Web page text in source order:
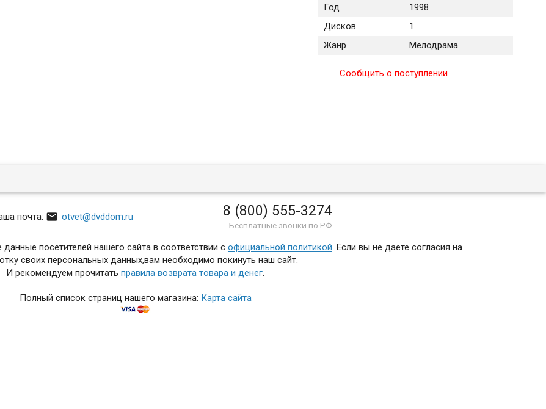
Год
1998
Дисков
1
Жанр
Мелодрама
Сообщить о поступлении
почта:  otvet@dvddom.ru 8 (800) 555-3274
Бесплатные звонки по РФ
посетителей нашего сайта в соответствии с официальной политикой. Если вы не даете согласия на
своих персональных данных,вам необходимо покинуть наш сайт.
И рекомендуем прочитатьправила возврата товара и денег.
Полный список страниц нашего магазина: Карта сайта